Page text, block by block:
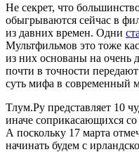
Не секрет, что
обыгрываются сейчас в
из давних времен. Одни
Мультфильмов это тоже
из них основаны на очень
почти в точности
суть мифа в современный
Тлум.Ру представляет 10
иначе соприкасающихся
А поскольку 17 марта
начинать будем с